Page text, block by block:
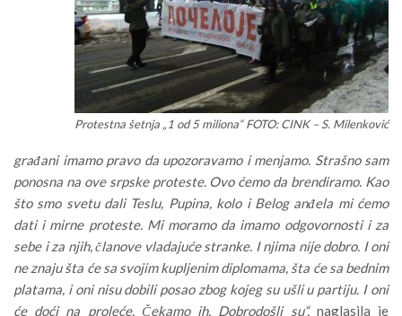
Protestna šetnja „1 od 5 miliona“ FOTO: CINK – S. Milenković
građani imamo pravo da upozoravamo i menjamo. Strašno sam
ponosna na ove srpske proteste. Ovo ćemo da brendiramo. Kao
što smo svetu dali Teslu, Pupina, kolo i Belog anđela mi ćemo
dati i mirne proteste. Mi moramo da imamo odgovornosti i za
sebe i za njih, članove vladajuće stranke. I njima nije dobro. I oni
ne znaju šta će sa svojim kupljenim diplomama, šta će sa bednim
platama, i oni nisu dobili posao zbog kojeg su ušli u partiju. I oni
će doći na proleće. Čekamo ih. Dobrodošli su“,naglasila je